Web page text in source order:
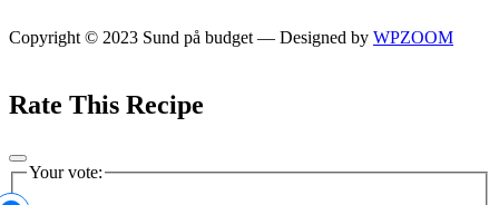
Copyright © 2023 Sund på budget — Designed by WPZOOM
Rate This Recipe
Your vote: